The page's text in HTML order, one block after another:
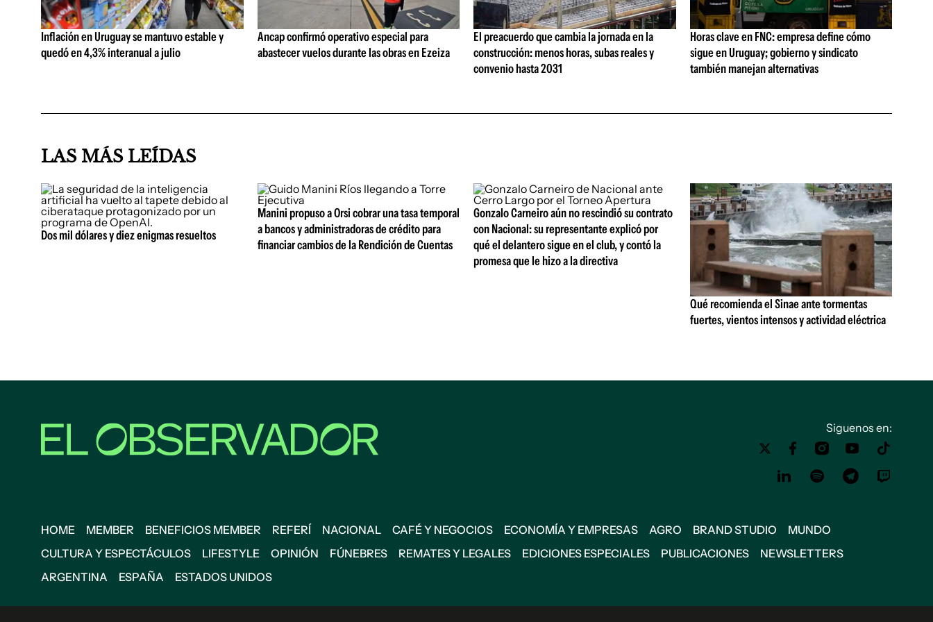
Inflación en Uruguay se mantuvo estable y
quedó en 4,3% interanual a julio
Ancap confirmó operativo especial para
abastecer vuelos durante las obras en Ezeiza
El preacuerdo que cambia la jornada en la
construcción: menos horas, subas reales y
convenio hasta 2031
Horas clave en FNC: empresa define cómo
sigue en Uruguay; gobierno y sindicato
también manejan alternativas
LAS MÁS LEÍDAS
Dos mil dólares y diez enigmas resueltos
Manini propuso a Orsi cobrar una tasa temporal
a bancos y administradoras de crédito para
financiar cambios de la Rendición de Cuentas
Gonzalo Carneiro aún no rescindió su contrato
con Nacional: su representante explicó por
qué el delantero sigue en el club, y contó la
promesa que le hizo a la directiva
Qué recomienda el Sinae ante tormentas
fuertes, vientos intensos y actividad eléctrica
Siguenos en:
HOME MEMBER BENEFICIOS MEMBER REFERÍ NACIONAL CAFÉ Y NEGOCIOS ECONOMÍA Y EMPRESAS AGRO BRAND STUDIO
MUNDO
CULTURA Y ESPECTÁCULOS
LIFESTYLE OPINIÓN FÚNEBRES REMATES Y LEGALES EDICIONES ESPECIALES PUBLICACIONES
NEWSLETTERS
ARGENTINA
ESPAÑA ESTADOS UNIDOS